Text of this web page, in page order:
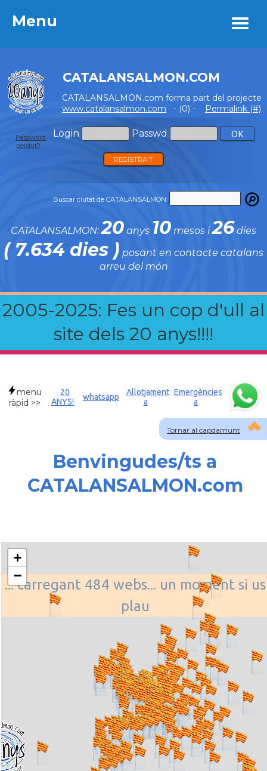
Menu
CATALANSALMON.COM
CATALANSALMON.com forma part del projecte
www.catalansalmon.com - (0) - Permalink (#)
Login Passwd
Password
perdut?
REGISTRA'T
Buscar ciutat de CATALANSALMON:
CATALANSALMON:20 anys 10 mesos i26 dies
( 7.634 dies ) posant en contacte catalans
arreu del món
2005-2025: Fes un cop d'ull al
site dels 20 anys!!!!
Menu
Tornar al capdamunt
menu
ràpid >>
20
ANYS!
whatsapp
Allotjament
a
Emergències
a
Benvingudes/ts a
CATALANSALMON.com
... carregant 484 webs... un moment si us
plau
+
−